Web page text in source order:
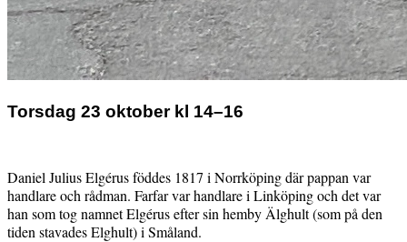
Torsdag 23 oktober kl 14–16
Daniel Julius Elgérus föddes 1817 i Norrköping där pappan var
handlare och rådman. Farfar var handlare i Linköping och det var
han som tog namnet Elgérus efter sin hemby Älghult (som på den
tiden stavades Elghult) i Småland.